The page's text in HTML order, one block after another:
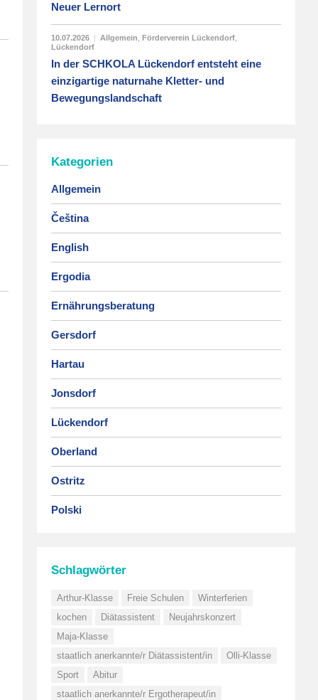
Neuer Lernort
10.07.2026 | Allgemein Förderverein Lückendorf
Lückendorf
In der SCHKOLA Lückendorf entsteht eine
einzigartige naturnahe Kletter- und
Bewegungslandschaft
Kategorien
Allgemein
Čeština
English
Ergodia
Ernährungsberatung
Gersdorf
Hartau
Jonsdorf
Lückendorf
Oberland
Ostritz
Polski
Schlagwörter
Arthur-Klasse Freie Schulen
Winterferien
kochen
Diätassistent
Neujahrskonzert
Maja-Klasse
staatlich anerkannte/r Diätassistent/in
Olli-Klasse
Sport
Abitur
staatlich anerkannte/r Ergotherapeut/in